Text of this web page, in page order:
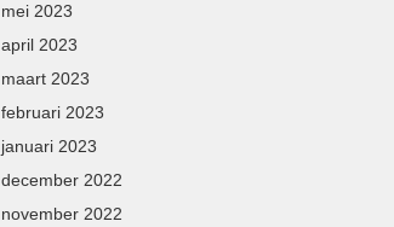
mei 2023
april 2023
maart 2023
februari 2023
januari 2023
december 2022
november 2022